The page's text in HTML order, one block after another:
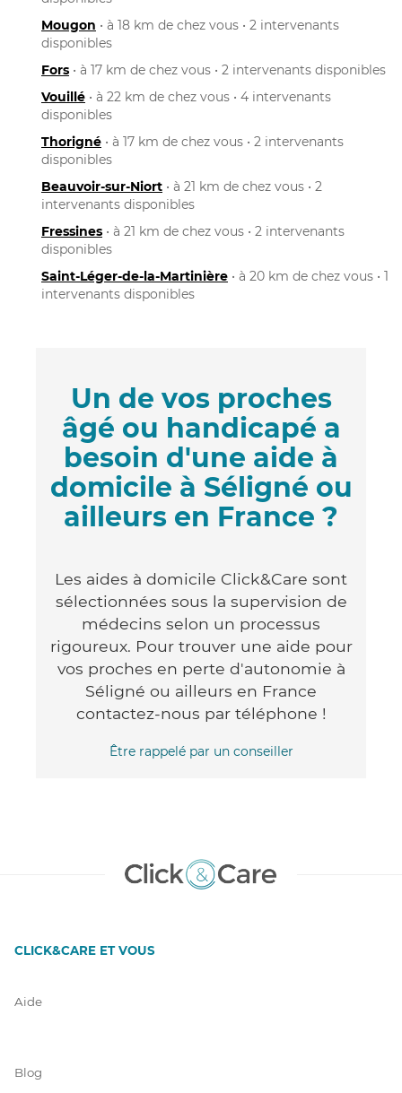
Mougon • à 18 km de chez vous • 2 intervenants
disponibles
Fors • à 17 km de chez vous • 2 intervenants disponibles
Vouillé • à 22 km de chez vous • 4 intervenants
disponibles
Thorigné • à 17 km de chez vous • 2 intervenants
disponibles
Beauvoir-sur-Niort • à 21 km de chez vous • 2
intervenants disponibles
Fressines • à 21 km de chez vous • 2 intervenants
disponibles
Saint-Léger-de-la-Martinière • à 20 km de chez vous • 1
intervenants disponibles
Un de vos proches
âgé ou handicapé a
besoin d'une aide à
domicile à Séligné ou
ailleurs en France ?
Les aides à domicile Click&Care sont
sélectionnées sous la supervision de
médecins selon un processus
rigoureux. Pour trouver une aide pour
vos proches en perte d'autonomie à
Séligné ou ailleurs en France
contactez-nous par téléphone !
Être rappelé par un conseiller
CLICK&CARE ET VOUS
Aide
Blog